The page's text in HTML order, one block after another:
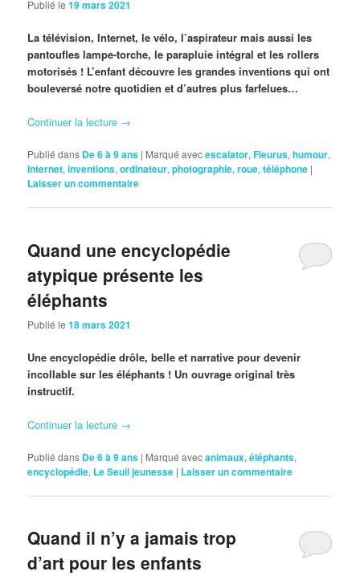
Publié le19 mars 2021
La télévision, Internet, le vélo, l’aspirateur mais aussi les
pantoufles lampe-torche, le parapluie intégral et les rollers
motorisés ! L’enfant découvre les grandes inventions qui ont
bouleversé notre quotidien et d’autres plus farfelues…
Continuer la lecture →
Publié dans De 6 à 9 ans | Marqué avecescalator,Fleurus,humour,
Internet,inventions,ordinateur,photographie,roue,téléphone |
Laisser un commentaire
Quand une encyclopédie
atypique présente les
éléphants
Publié le18 mars 2021
Une encyclopédie drôle, belle et narrative pour devenir
incollable sur les éléphants ! Un ouvrage original très
instructif.
Continuer la lecture →
Publié dans De 6 à 9 ans | Marqué avecanimaux,éléphants,
encyclopédie, Le Seuil jeunesse | Laisser un commentaire
Quand il n’y a jamais trop
d’art pour les enfants